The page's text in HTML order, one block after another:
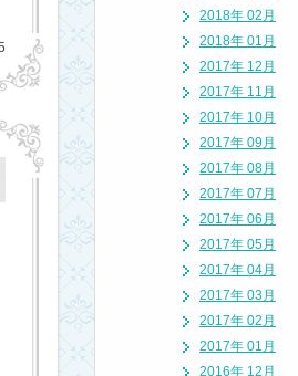
2018年 02月
2018年 01月
2017年 12月
2017年 11月
2017年 10月
2017年 09月
2017年 08月
2017年 07月
2017年 06月
2017年 05月
2017年 04月
2017年 03月
2017年 02月
2017年 01月
2016年 12月